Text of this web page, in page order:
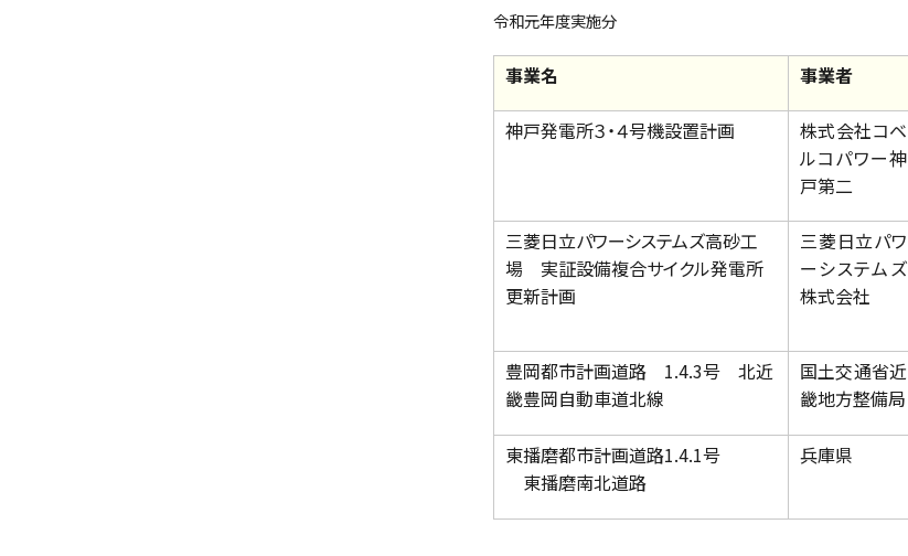
令和元年度実施分
事業名 事業者
神戸発電所３・４号機設置計画
株式会社コベ
ルコパワー神
戸第二
三菱日立パワーシステムズ高砂工
場 実証設備複合サイクル発電所
更新計画
三菱日立パワ
ーシステムズ
株式会社
豊岡都市計画道路 1.4.3号 北近
畿豊岡自動車道北線
国土交通省近
畿地方整備局
東播磨都市計画道路1.4.1号
東播磨南北道路
兵庫県